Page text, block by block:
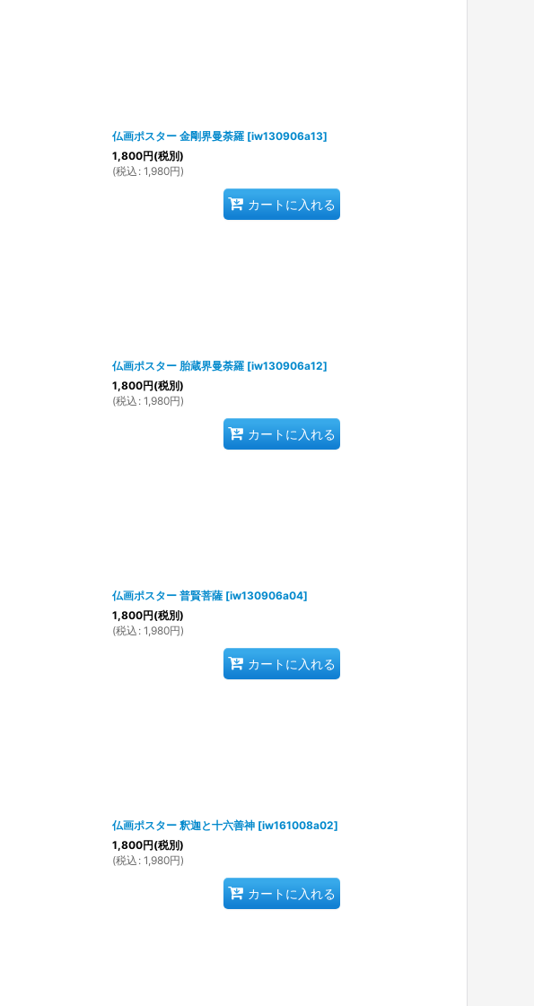
仏画ポスター 金剛界曼荼羅 [iw130906a13]
1,800円(税別)
(税込 : 1,980円)
カートに入れる
仏画ポスター 胎蔵界曼荼羅 [iw130906a12]
1,800円(税別)
(税込 : 1,980円)
カートに入れる
仏画ポスター 普賢菩薩 [iw130906a04]
1,800円(税別)
(税込 : 1,980円)
カートに入れる
仏画ポスター 釈迦と十六善神 [iw161008a02]
1,800円(税別)
(税込 : 1,980円)
カートに入れる